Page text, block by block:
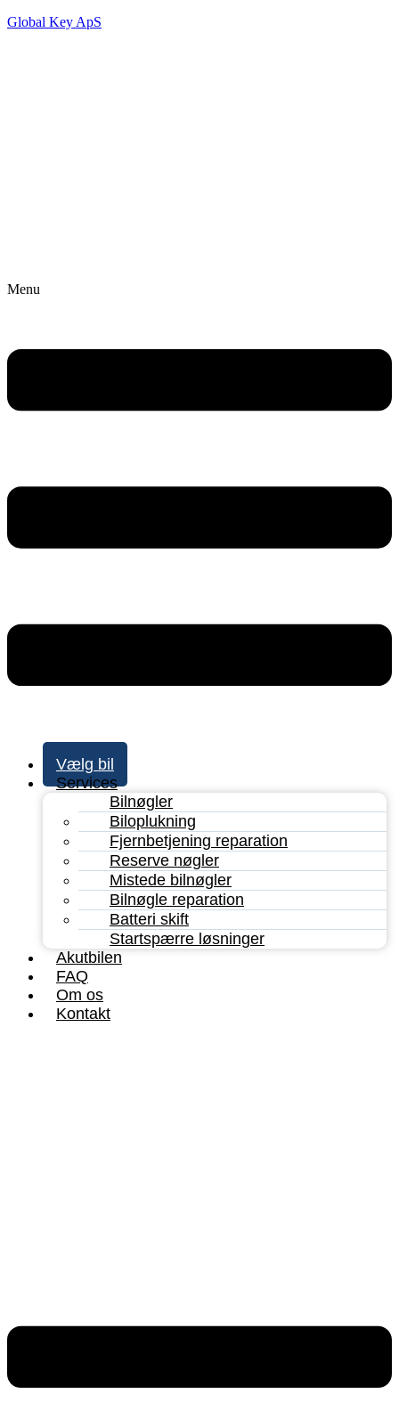
Global Key ApS
Menu
Vælg bil
Services
Bilnøgler
Biloplukning
Fjernbetjening reparation
Reserve nøgler
Mistede bilnøgler
Bilnøgle reparation
Batteri skift
Startspærre løsninger
Akutbilen
FAQ
Om os
Kontakt